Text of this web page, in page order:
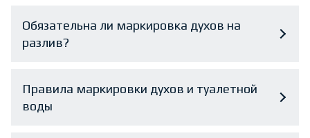
Обязательна ли маркировка духов на
разлив?
Правила маркировки духов и туалетной
воды